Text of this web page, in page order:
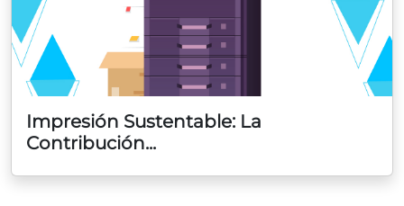
Impresión Sustentable: La
Contribución...